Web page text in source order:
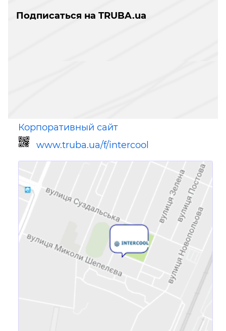
Подписаться на TRUBA.ua
Корпоративный сайт
www.truba.ua/f/intercool
Ссылка для мобильных устройств